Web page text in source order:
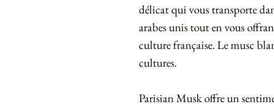
délicat qui vous transporte
arabes unis tout en vous
culture française. Le musc
cultures.
Parisian Musk offre un